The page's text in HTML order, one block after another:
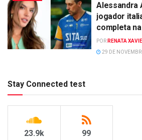
Alessandra
jogador
completa
POR RENATA
29 DE
Stay Connected test
23.9k 99